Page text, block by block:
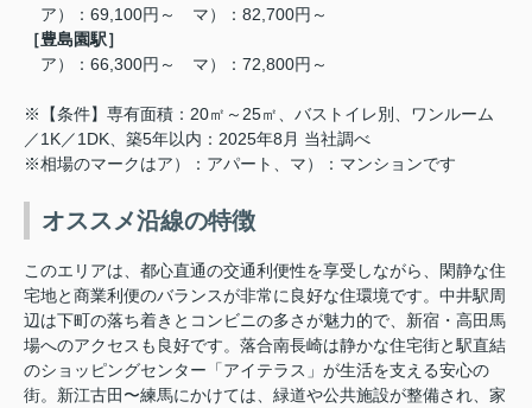
ア）：69,100円～ マ）：82,700円～
［豊島園駅］
ア）：66,300円～ マ）：72,800円～
※【条件】専有面積：20㎡～25㎡、バストイレ別、ワンルーム
／1K／1DK、築5年以内：2025年8月 当社調べ
※相場のマークはア）：アパート、マ）：マンションです
オススメ沿線の特徴
このエリアは、都心直通の交通利便性を享受しながら、閑静な住
宅地と商業利便のバランスが非常に良好な住環境です。中井駅周
辺は下町の落ち着きとコンビニの多さが魅力的で、新宿・高田馬
場へのアクセスも良好です。落合南長崎は静かな住宅街と駅直結
のショッピングセンター「アイテラス」が生活を支える安心の
街。新江古田〜練馬にかけては、緑道や公共施設が整備され、家